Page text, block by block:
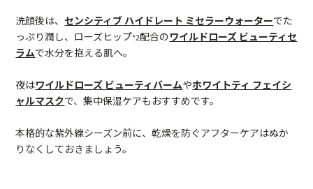
洗顔後は、センシティブ ハイドレート ミセラーウォーターでた
っぷり潤し、ローズヒップ*2配合のワイルドローズ ビューティセ
ラムで水分を抱える肌へ。
夜はワイルドローズ ビューティバームやホワイトティ フェイシ
ャルマスクで、集中保湿ケアもおすすめです。
本格的な紫外線シーズン前に、乾燥を防ぐアフターケアはぬか
りなくしておきましょう。